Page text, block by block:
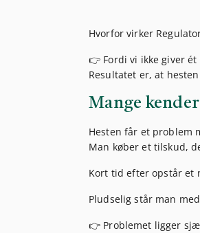
Hvorfor virker
👉 Fordi vi ikke giver
Resultatet er, at
Mange
Hesten får et problem
Man køber et tilskud,
Kort tid efter opstår et
Pludselig står man
👉 Problemet ligger